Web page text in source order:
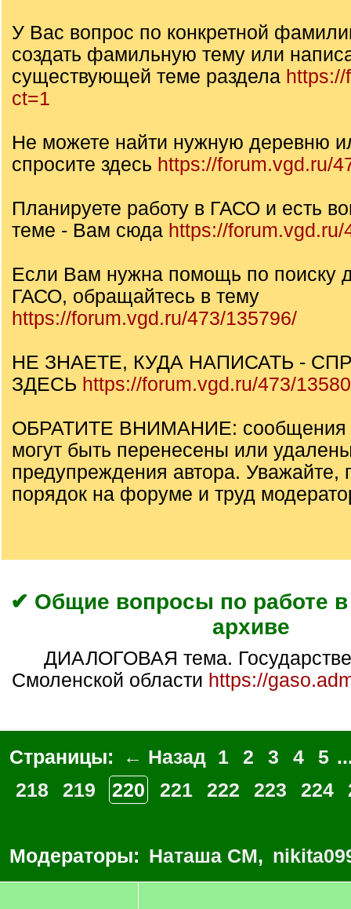
У Вас вопрос по конкретной
создать фамильную тему или
существующей теме раздела
ct=1
Не можете найти нужную деревню
спросите здесь https://forum.vgd.ru/
Планируете работу в ГАСО и есть
теме - Вам сюда https://forum.vgd.ru/
Если Вам нужна помощь по поиску
ГАСО, обращайтесь в тему
https://forum.vgd.ru/473/135796/
НЕ ЗНАЕТЕ, КУДА НАПИСАТЬ -
ЗДЕСЬ https://forum.vgd.ru/473/
ОБРАТИТЕ ВНИМАНИЕ: сообщения
могут быть перенесены или
предупреждения автора. Уважайте,
порядок на форуме и труд
✔ Общие вопросы по работе
архиве
ДИАЛОГОВАЯ тема. Государственный архив
Смоленской области https://
Страницы: ← Назад 1 2 3 4 5
218
219 220 221 222 223 224
Модераторы: Наташа СМ,